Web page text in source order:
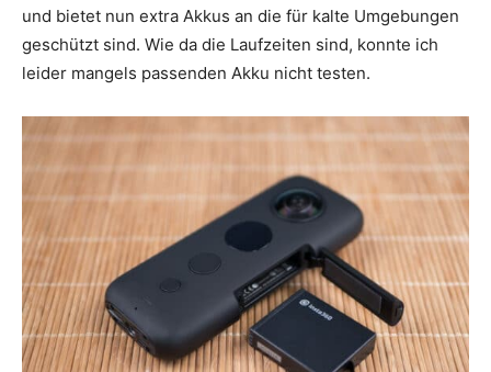
und bietet nun extra Akkus an die für kalte Umgebungen
geschützt sind. Wie da die Laufzeiten sind, konnte ich
leider mangels passenden Akku nicht testen.